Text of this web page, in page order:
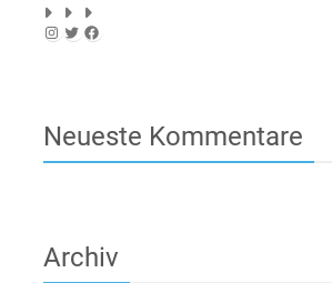
Instagram
TwitterFacebook
Neueste Kommentare
Archiv